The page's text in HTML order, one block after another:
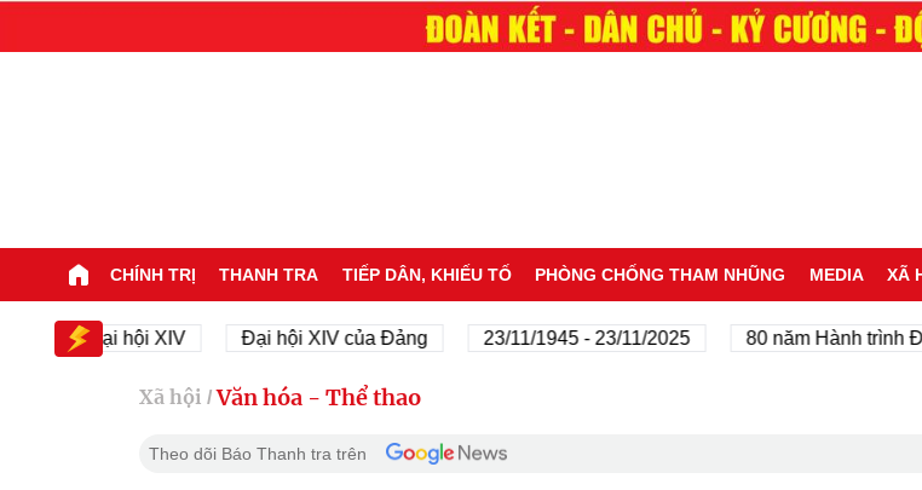
CHÍNH TRỊ THANH TRA TIẾP DÂN, KHIẾU TỐ PHÒNG CHỐNG THAM NHŨNG MEDIA XÃ
Đại hội XIV Đại hội XIV của Đảng 23/11/1945 - 23/11/2025 80 năm Hành trình Độc
Xã hội / Văn hóa - Thể thao
Theo dõi Báo Thanh tra trên